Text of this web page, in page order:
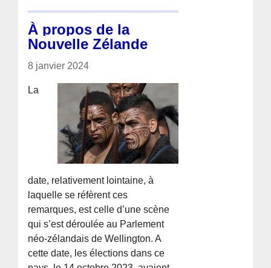
À propos de la
Nouvelle Zélande
8 janvier 2024
La
date, relativement lointaine, à
laquelle se réfèrent ces
remarques, est celle d’une scène
qui s’est déroulée au Parlement
néo-zélandais de Wellington. A
cette date, les élections dans ce